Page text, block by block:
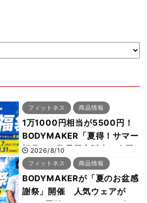
フィットネス 商品情報
1万1000円相当が5500円！
BODYMAKER「夏得！サマー
福袋」を数量限定販売 次回
使える1000円OFFクーポン
も
2026/8/10
フィットネス 商品情報
BODYMAKERが「夏のお盆感
謝祭」開催 人気ウェアが